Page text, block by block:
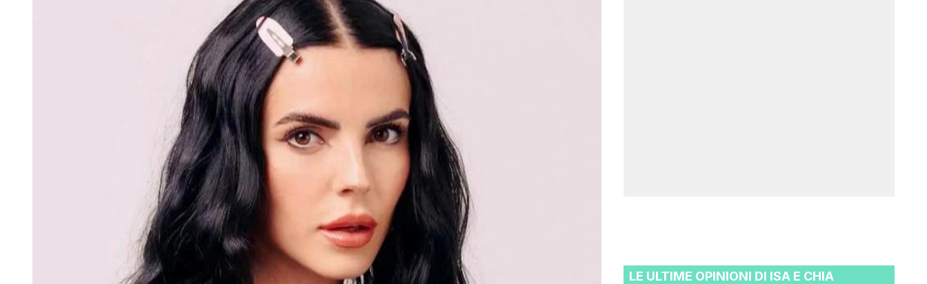
LE ULTIME OPINIONI DI ISA E CHIA